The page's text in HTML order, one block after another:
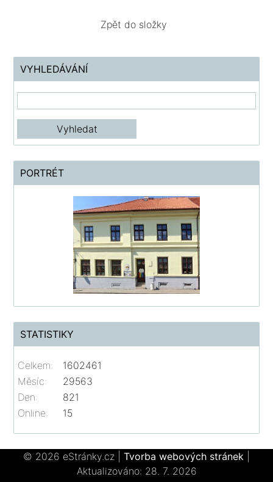
Zpět do složky
VYHLEDÁVÁNÍ
PORTRÉT
STATISTIKY
Online: 15
Celkem:
1602461
Měsíc:
29563
Den:
821
© 2026 eStránky.cz Tvorba webových stránek
Aktualizováno: 28. 7. 2026